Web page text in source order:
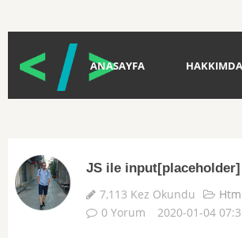
ANASAYFA HAKKIMDA
JS ile input[placeholder]
7,113 Kez Okundu
0 Yorum
2020-01-04